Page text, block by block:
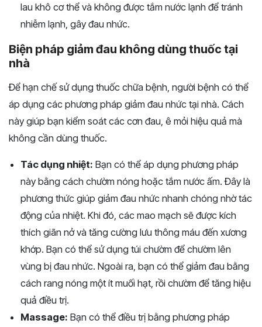
lau khô cơ thể và không được tắm nước lạnh để tránh
nhiễm lạnh, gây đau nhức.
Biện pháp giảm đau không dùng thuốc tại
nhà
Để hạn chế sử dụng thuốc chữa bệnh, người bệnh có thể
áp dụng các phương pháp giảm đau nhức tại nhà. Cách
này giúp bạn kiểm soát các cơn đau, ê mỏi hiệu quả mà
không cần dùng thuốc.
Tác dụng nhiệt: Bạn có thể áp dụng phương pháp
này bằng cách chườm nóng hoặc tắm nước ấm. Đây là
phương thức giúp giảm đau nhức nhanh chóng nhờ tác
động của nhiệt. Khi đó, các mao mạch sẽ được kích
thích giãn nở và tăng cường lưu thông máu đến xương
khớp. Bạn có thể sử dụng túi chườm để chườm lên
vùng bị đau nhức. Ngoài ra, bạn có thể giảm đau bằng
cách rang nóng một ít muối hạt, rồi chườm để tăng hiệu
quả điều trị.
Massage: Bạn có thể điều trị bằng phương pháp